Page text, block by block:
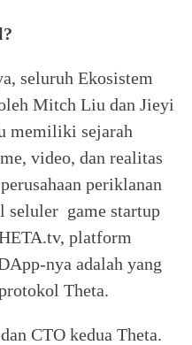
seluruh Ekosistem
Mitch Liu dan Jieyi
memiliki sejarah
video, dan realitas
periklanan
seluler game startup
platform
nya adalah yang
Theta.
CTO kedua Theta.